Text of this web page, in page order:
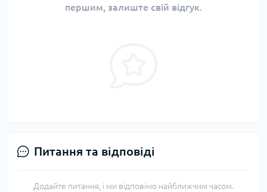
першим, залиште свій відгук.
Питання та відповіді
Додайте питання, і ми відповімо найближчим часом.